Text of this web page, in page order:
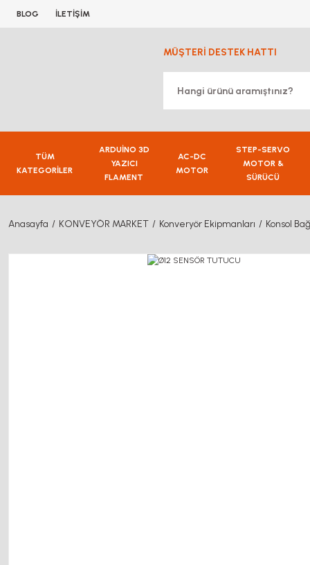
BLOG İLETİŞİM
MÜŞTERİ DESTEK HATTI
TÜM
KATEGORİLER
ARDUİNO 3D
YAZICI
FLAMENT
AC-DC
MOTOR
STEP-SERVO
MOTOR &
SÜRÜCÜ
Anasayfa KONVEYÖR MARKET Konveryör Ekipmanları Konsol